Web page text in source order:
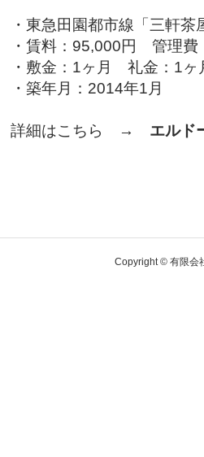
・東急田園都市線「三軒
・賃料：95,000円 管理費
・敷金：1ヶ月 礼金：1ヶ
・築年月：2014年1月
詳細はこちら → エルド
Copyright © 有限会